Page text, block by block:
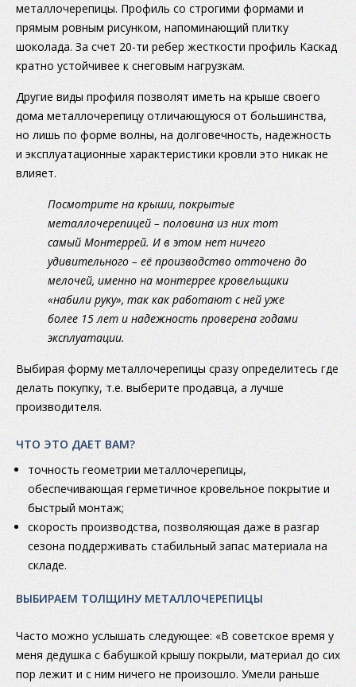
металлочерепицы. Профиль со строгими формами и
прямым ровным рисунком, напоминающий плитку
шоколада. За счет 20-ти ребер жесткости профиль Каскад
кратно устойчивее к снеговым нагрузкам.
Другие виды профиля позволят иметь на крыше своего
дома металлочерепицу отличающуюся от большинства,
но лишь по форме волны, на долговечность, надежность
и эксплуатационные характеристики кровли это никак не
влияет.
Посмотрите на крыши, покрытые
металлочерепицей – половина из них тот
самый Монтеррей. И в этом нет ничего
удивительного – её производство отточено до
мелочей, именно на монтеррее кровельщики
«набили руку», так как работают с ней уже
более 15 лет и надежность проверена годами
эксплуатации.
Выбирая форму металлочерепицы сразу определитесь где
делать покупку, т.е. выберите продавца, а лучше
производителя.
ЧТО ЭТО ДАЕТ ВАМ?
точность геометрии металлочерепицы,
обеспечивающая герметичное кровельное покрытие и
быстрый монтаж;
скорость производства, позволяющая даже в разгар
сезона поддерживать стабильный запас материала на
складе.
ВЫБИРАЕМ ТОЛЩИНУ МЕТАЛЛОЧЕРЕПИЦЫ
Часто можно услышать следующее: «В советское время у
меня дедушка с бабушкой крышу покрыли, материал до сих
пор лежит и с ним ничего не произошло. Умели раньше